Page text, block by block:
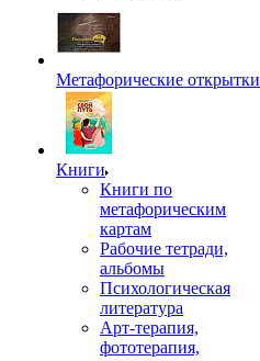
Метафорические открытки
Книги
Книги по
метафорическим
картам
Рабочие тетради,
альбомы
Психологическая
литература
Арт-терапия,
фототерапия,